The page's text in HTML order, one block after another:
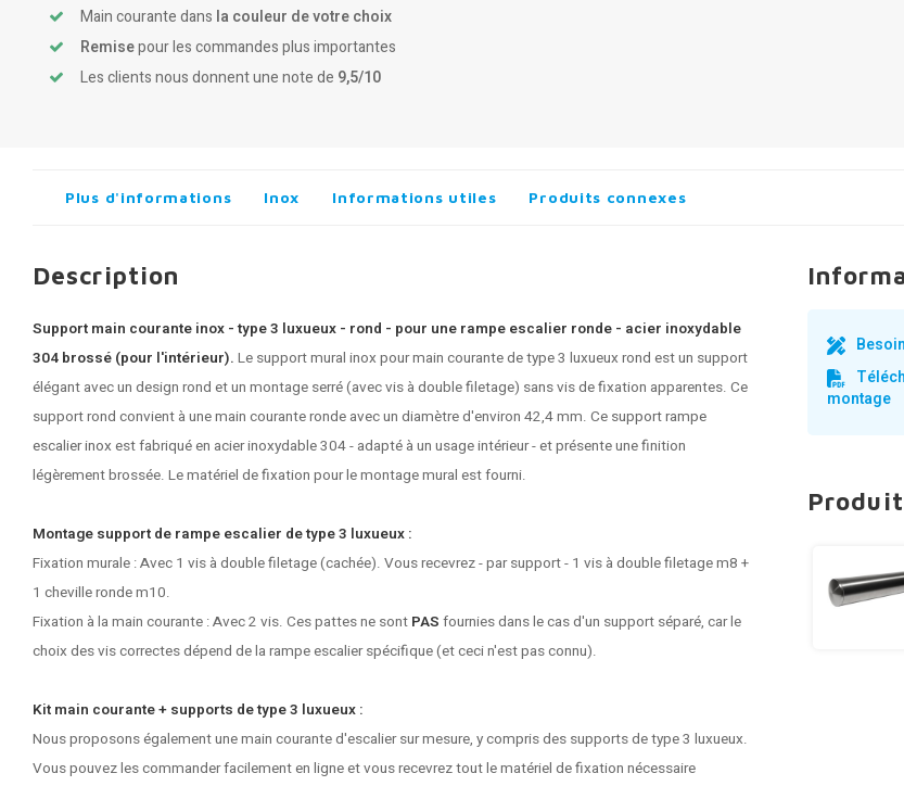
Main courante dans la couleur de votre choix
Remisepour les commandes plus importantes
Les clients nous donnent une note de 9,5/10
Plus d'informations Inox Informations utiles Produits connexes
Description
Support main courante inox - type 3 luxueux - rond - pour une rampe escalier ronde - acier inoxydable
304 brossé (pour l'intérieur). Le support mural inox pour main courante de type 3 luxueux rond est un support
élégant avec un design rond et un montage serré (avec vis à double filetage) sans vis de fixation apparentes. Ce
support rond convient à une main courante ronde avec un diamètre d'environ 42,4 mm. Ce support rampe
escalier inox est fabriqué en acier inoxydable 304 - adapté à un usage intérieur - et présente une finition
légèrement brossée. Le matériel de fixation pour le montage mural est fourni.
Montage support de rampe escalier de type 3 luxueux :
Fixation murale : Avec 1 vis à double filetage (cachée). Vous recevrez - par support - 1 vis à double filetage m8 +
1 cheville ronde m10.
Fixation à la main courante : Avec 2 vis. Ces pattes ne sont PAS fournies dans le cas d'un support séparé, car le
choix des vis correctes dépend de la rampe escalier spécifique (et ceci n'est pas connu).
Kit main courante + supports de type 3 luxueux :
Nous proposons également une main courante d'escalier sur mesure, y compris des supports de type 3 luxueux.
Vous pouvez les commander facilement en ligne et vous recevrez tout le matériel de fixation nécessaire
montage